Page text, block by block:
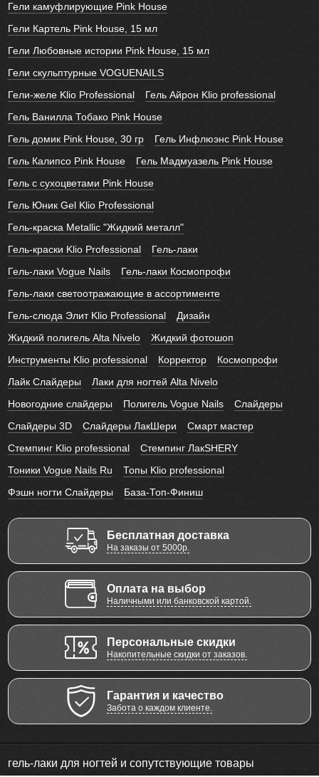
Гели камуфлирующие Pink House
Гели Картель Pink House, 15 мл
Гели Любовные истории Pink House, 15 мл
Гели скульптурные VOGUENAILS
Гели-желе Klio Professional
Гель Айрон Klio professional
Гель Ванилла Тобако Pink House
Гель домик Pink House, 30 гр
Гель Инфлюэнс Pink House
Гель Калипсо Pink House
Гель Мадмуазель Pink House
Гель с сухоцветами Pink House
Гель Юник Gel Klio Professional
Гель-краска Metallic "Жидкий металл"
Гель-краски Klio Professional
Гель-лаки
Гель-лаки Vogue Nails
Гель-лаки Космопрофи
Гель-лаки светоотражающие в ассортименте
Гель-слюда Элит Klio Professional
Дизайн
Жидкий полигель Alta Nivelo
Жидкий фотошоп
Инструменты Klio professional
Корректор
Космопрофи
Лайк Слайдеры
Лаки для ногтей Alta Nivelo
Новогодние слайдеры
Полигель Vogue Nails
Слайдеры
Слайдеры 3D
Слайдеры ЛакШери
Смарт мастер
Стемпинг Klio professional
Стемпинг ЛакSHERY
Тоники Vogue Nails Ru
Топы Klio professional
Фэшн ногти Слайдеры
База-Топ-Финиш
Бесплатная доставка
На заказы от 5000р.
Оплата на выбор
Наличными или банковской картой.
Персональные скидки
Накопительные скидки от заказов.
Гарантия и качество
Забота о каждом клиенте.
гель-лаки для ногтей и сопутствующие товары